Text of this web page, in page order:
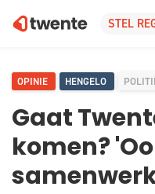
OPINIE HENGELO
Gaat
komen?